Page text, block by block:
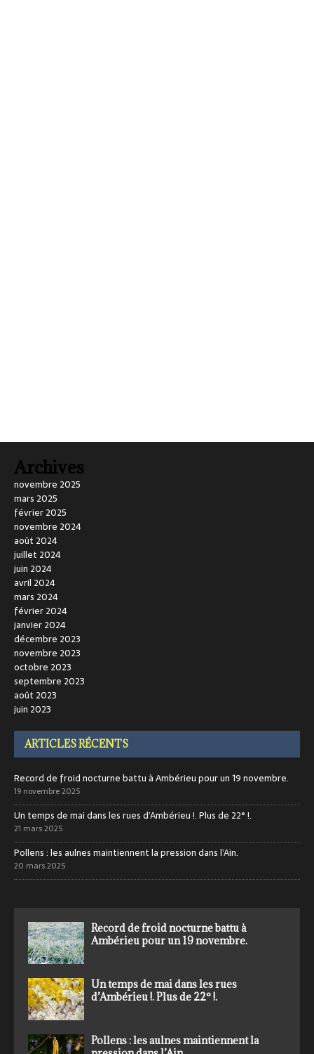
Archives
novembre 2025
mars 2025
février 2025
novembre 2024
août 2024
juillet 2024
juin 2024
avril 2024
mars 2024
février 2024
janvier 2024
décembre 2023
novembre 2023
octobre 2023
septembre 2023
août 2023
juin 2023
ARTICLES RÉCENTS
Record de froid nocturne battu à Ambérieu pour un 19 novembre.
19 novembre 2025
Un temps de mai dans les rues d’Ambérieu !. Plus de 22° !.
21 mars 2025
Pollens : les aulnes maintiennent la pression dans l’Ain.
20 mars 2025
Record de froid nocturne battu à
Ambérieu pour un 19 novembre.
Un temps de mai dans les rues
d’Ambérieu !. Plus de 22° !.
Pollens : les aulnes maintiennent la